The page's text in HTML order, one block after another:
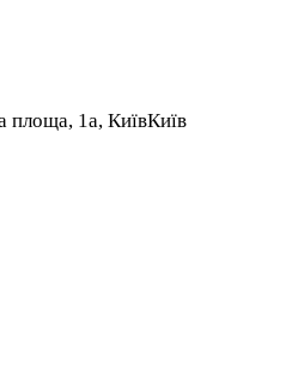
площа, 1a, КиївКиїв